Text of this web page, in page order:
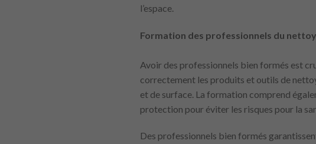
l’espace.
Formation des professionnels du
Avoir des professionnels bien formés est
correctement les produits et outils de
et de surface. La formation comprend
protection pour éviter les risques pour la
Des professionnels bien formés